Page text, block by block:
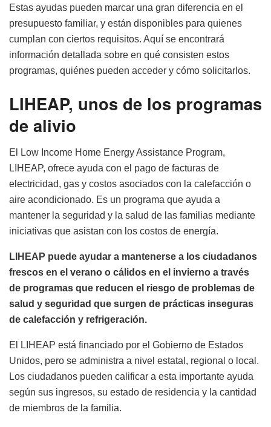
Estas ayudas pueden marcar una gran diferencia en el
presupuesto familiar, y están disponibles para quienes
cumplan con ciertos requisitos. Aquí se encontrará
información detallada sobre en qué consisten estos
programas, quiénes pueden acceder y cómo solicitarlos.
LIHEAP, unos de los programas
de alivio
El Low Income Home Energy Assistance Program,
LIHEAP, ofrece ayuda con el pago de facturas de
electricidad, gas y costos asociados con la calefacción o
aire acondicionado. Es un programa que ayuda a
mantener la seguridad y la salud de las familias mediante
iniciativas que asistan con los costos de energía.
LIHEAP puede ayudar a mantenerse a los ciudadanos
frescos en el verano o cálidos en el invierno a través
de programas que reducen el riesgo de problemas de
salud y seguridad que surgen de prácticas inseguras
de calefacción y refrigeración.
El LIHEAP está financiado por el Gobierno de Estados
Unidos, pero se administra a nivel estatal, regional o local.
Los ciudadanos pueden calificar a esta importante ayuda
según sus ingresos, su estado de residencia y la cantidad
de miembros de la familia.